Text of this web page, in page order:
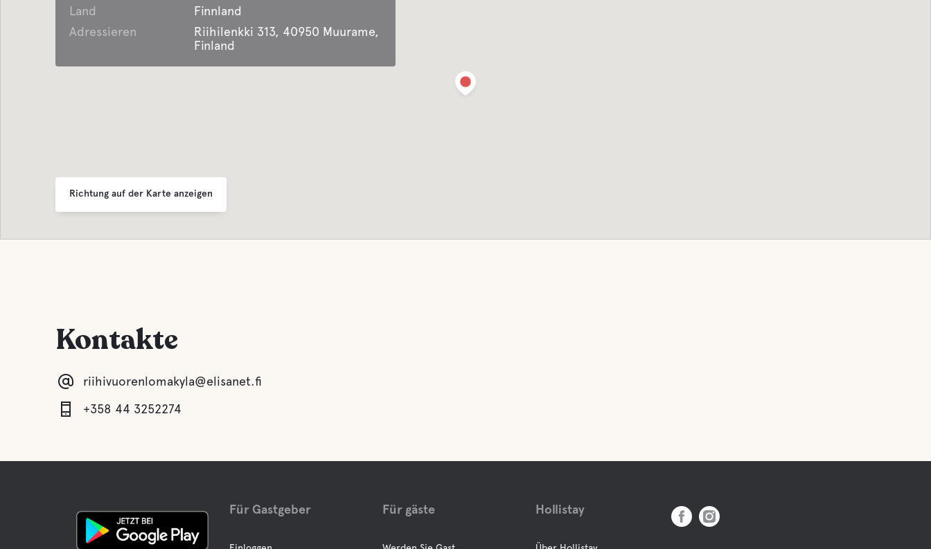
Land
Finnland
Adressieren
Riihilenkki 313, 40950 Muurame,
Finland
Richtung auf der Karte anzeigen
Kontakte
riihivuorenlomakyla@elisanet.fi
+358 44 3252274
Für Gastgeber Für gäste Hollistay